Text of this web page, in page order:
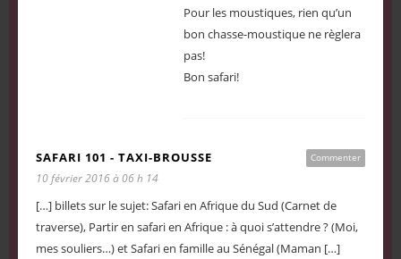
Pour les moustiques, rien qu’un
bon chasse-moustique ne règlera
pas!
Bon safari!
Commenter
SAFARI 101 - TAXI-BROUSSE
10 février 2016 à 06 h 14
[…] billets sur le sujet: Safari en Afrique du Sud (Carnet de
traverse), Partir en safari en Afrique : à quoi s’attendre ? (Moi,
mes souliers…) et Safari en famille au Sénégal (Maman […]